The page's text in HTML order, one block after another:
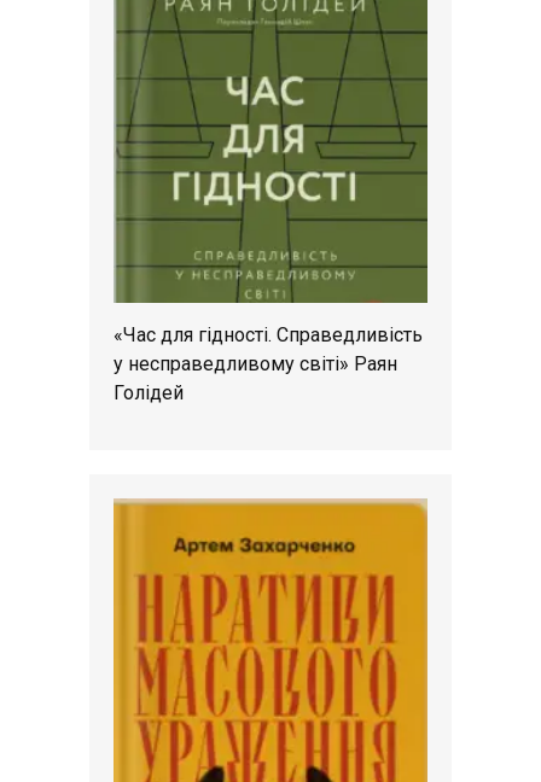
«Час для гідності. Справедливість
у несправедливому світі» Раян
Голідей